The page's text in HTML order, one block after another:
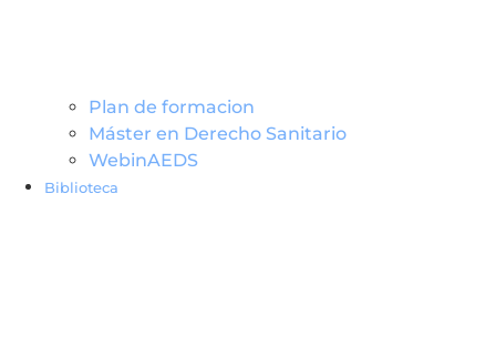
Plan de formacion
Máster en Derecho Sanitario
WebinAEDS
Biblioteca